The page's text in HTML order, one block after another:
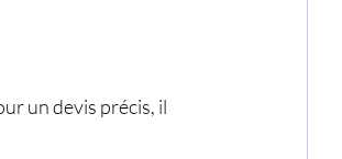
un devis précis, il